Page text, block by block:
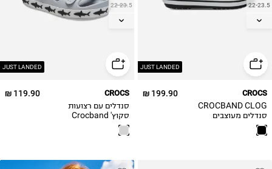
JUST LANDED
22-23.5
23-24
27-28
199.90 ₪ CROCS
CROCBAND CLOG
סנדלים מעוצבים
לילדים
JUST LANDED
22-23.5
23-24
27-28
119.90 ₪ CROCS
סנדלים עם רצועות
סקוץ' Crocband
בנים